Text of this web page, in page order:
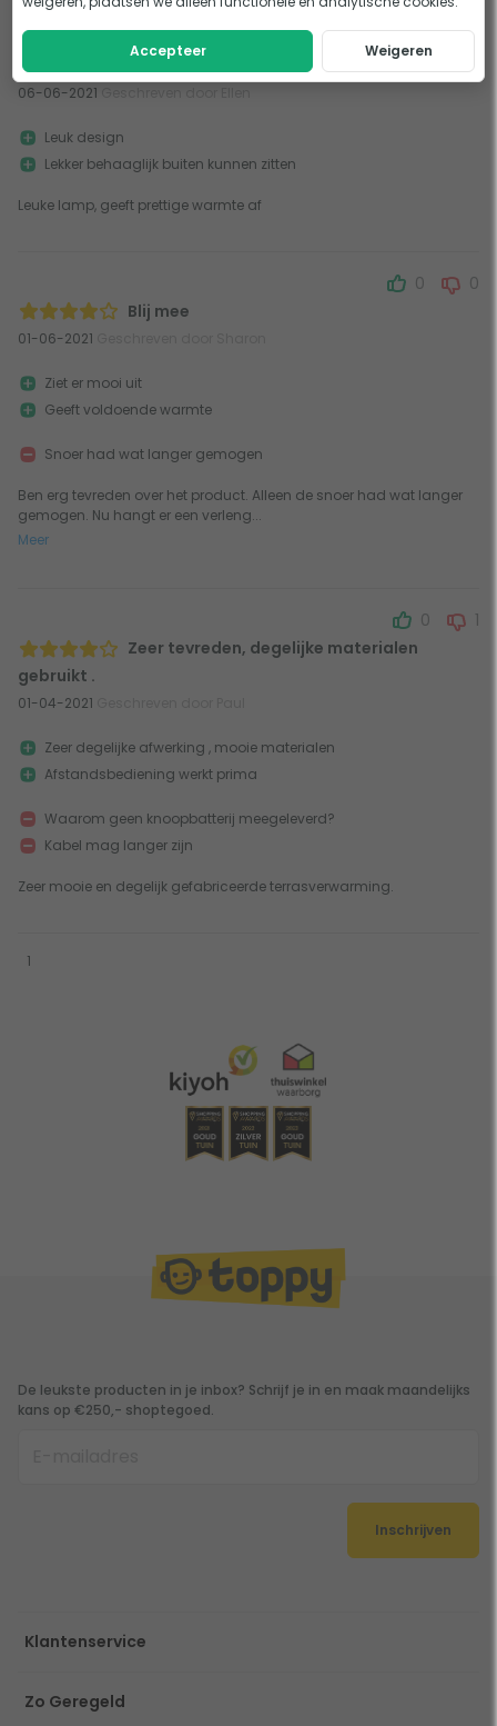
Leuke lamp
06-06-2021
0 0
Leuke lamp, geeft prettige warmte af
Leuk design
Lekker behaaglijk buiten kunnen zitten
Blij mee
01-06-2021
0 0
Ben erg tevreden over het product. Alleen de snoer had wat langer
gemogen. Nu hangt er een verleng...
Meer
Ziet er mooi uit
Geeft voldoende warmte
Snoer had wat langer gemogen
Zeer tevreden, degelijke materialen
gebruikt .
01-04-2021
0 1
Zeer mooie en degelijk gefabriceerde terrasverwarming.
Zeer degelijke afwerking , mooie materialen
Afstandsbediening werkt prima
Waarom geen knoopbatterij meegeleverd?
Kabel mag langer zijn
1
De leukste producten in je inbox? Schrijf je in en maak maandelijks
kans op €250,- shoptegoed.
Inschrijven
Klantenservice
Zo Geregeld
Accepteer Weigeren